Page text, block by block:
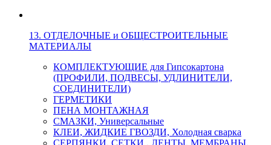
13. ОТДЕЛОЧНЫЕ и ОБЩЕСТРОИТЕЛЬНЫЕ
МАТЕРИАЛЫ
КОМПЛЕКТУЮЩИЕ для Гипсокартона
(ПРОФИЛИ, ПОДВЕСЫ, УДЛИНИТЕЛИ,
СОЕДИНИТЕЛИ)
ГЕРМЕТИКИ
ПЕНА МОНТАЖНАЯ
СМАЗКИ, Универсальные
КЛЕИ, ЖИДКИЕ ГВОЗДИ, Холодная сварка
СЕРПЯНКИ, СЕТКИ , ЛЕНТЫ, МЕМБРАНЫ,